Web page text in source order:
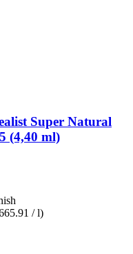
Super Natural
(4,40 ml)
/ l)